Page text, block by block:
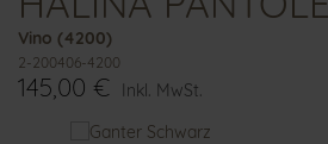
Vino (4200)
2-200406-4200
145,00 €
Inkl. MwSt.
der
Bildergalerie
springen
Anfang
der
Bildergalerie
springen